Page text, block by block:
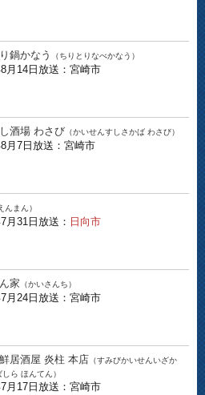
鍋かなう （ちりとりなべかなう）
月14日放送：宮崎市
酒場 わさび （かいせんすしさかば わさび）
月7日放送：宮崎市
んまん）
月31日放送： 日向市
家 （かいさんち）
月24日放送：宮崎市
居酒屋 炎柱 本店 （すみびかいせんいざか
ら ほんてん）
月17日放送：宮崎市